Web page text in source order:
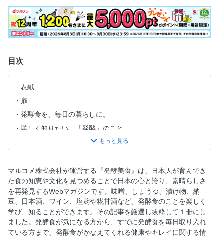
目次
表紙
扉
発酵食を、毎日の暮らしに。
詳しく知りたい。「発酵」のこと
菰田欣也さんインタビュー・発酵食品は、手早く作る料理に
「時間の深み」をプラスしてくれる
Contents
巻頭特集 魅惑の『発酵王国』、長野県を探る。
発酵長寿王国 長野県の魅力とは？ 「発酵バレー
NAGANO」について
「塩尻志学館高等学校」について
魅惑の発酵王国 NAGANO 探訪 1 味噌 すや亀本店
マルコメ株式会社が運営する『発酵美食』は、日本人が育んでき
た食の知恵や文化を見つめることで日本の心と誇り、素晴らしさ
を再発見するWebマガジンです。味噌、しょうゆ、漬け物、納
豆、日本酒、ワイン、塩麹や糀甘酒など、発酵食のことを楽しく
学び、知ることができます。その記事を厳選し抜粋して１冊にし
ました。発酵食が気になる方から、すでに発酵食を毎日取り入れ
ている方まで、発酵食がかなえてくれる健康やキレイに関する情